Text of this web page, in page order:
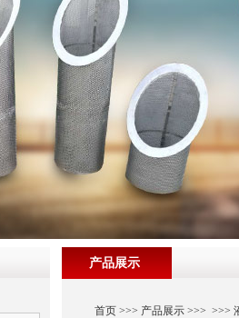
产品展示
首页>>> 产品展示>>> >>>